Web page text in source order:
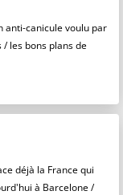
anti-canicule voulu par
les bons plans de
déjà la France qui
à Barcelone /